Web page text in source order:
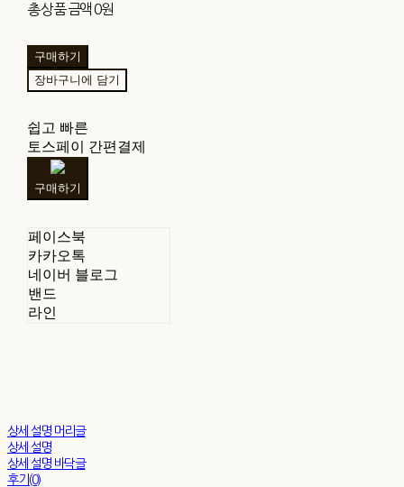
총 상품 금액0원
구매하기
장바구니에 담기
쉽고 빠른
토스페이 간편결제
구매하기
페이스북
카카오톡
네이버 블로그
밴드
라인
상세 설명 머리글
상세 설명
상세 설명 바닥글
후기(0)